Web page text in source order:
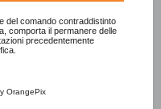
del comando contraddistinto
comporta il permanere delle
precedentemente
OrangePix